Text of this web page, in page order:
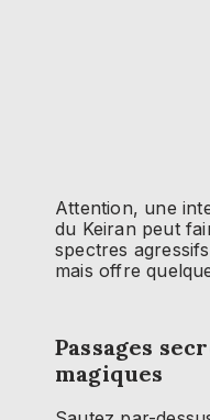
Attention, une
du Keiran peut
spectres
mais offre
Passages
magiques